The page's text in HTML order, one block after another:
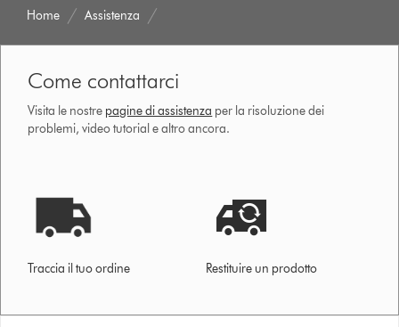
Home Assistenza
Come contattarci
Visita le nostre pagine di assistenza per la risoluzione dei
problemi, video tutorial e altro ancora.
Traccia il tuo ordine Restituire un prodotto